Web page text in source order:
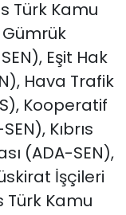
Türk Kamu
Gümrük
Eşit Hak
Hava Trafik
Kooperatif
Kıbrıs
(ADA-SEN),
İşçileri
Türk Kamu